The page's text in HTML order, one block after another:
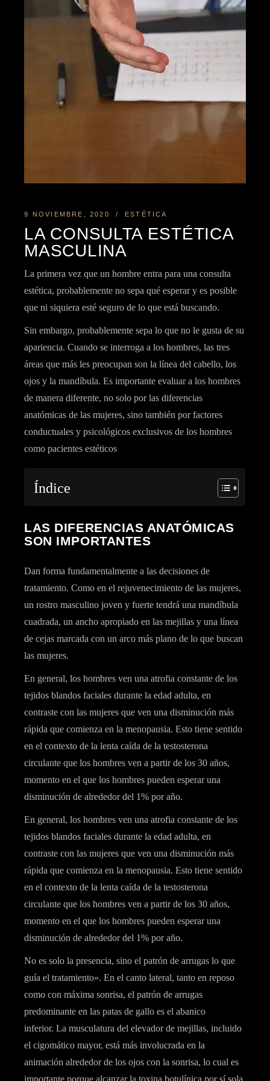
9 NOVIEMBRE, 2020 ESTÉTICA
LA CONSULTA ESTÉTICA
MASCULINA
Laprimera vez que un hombre entra para unaconsulta
estética, probablemente no sepa qué esperar y es posible
que ni siquiera esté seguro de lo que está buscando.
Sin embargo, probablemente sepa lo que no le gusta de su
apariencia. Cuando se interroga a los hombres, las tres
áreas que más les preocupan son la línea del cabello, los
ojos y la mandíbula. Es importante evaluar a los hombres
de manera diferente, no solo por las diferencias
anatómicas de las mujeres, sino también porfactores
conductuales y psicológicos exclusivos de los hombres
como pacientes estéticos
Índice
LAS DIFERENCIAS ANATÓMICAS
SON IMPORTANTES
Dan forma fundamentalmente a las decisiones de
tratamiento. Como en elrejuvenecimiento de las mujeres,
un rostro masculino joven y fuerte tendrá una mandíbula
cuadrada, un ancho apropiado en las mejillas y una línea
de cejas marcada con un arco más plano de lo que buscan
las mujeres.
En general, los hombres ven una atrofia constante de los
tejidos blandos faciales durante la edad adulta, en
contraste con las mujeres que ven una disminución más
rápida que comienza en la menopausia. Esto tiene sentido
en el contexto de la lenta caída de la testosterona
circulante que los hombres ven a partir delos 30 años,
momento en el que los hombres pueden esperar una
disminución de alrededor del 1% por año.
En general, los hombres ven una atrofia constante de los
tejidos blandos faciales durante la edad adulta, en
contraste con las mujeres que ven una disminución más
rápida que comienza en la menopausia. Esto tiene sentido
en el contexto de la lenta caída de la testosterona
circulante que los hombres ven a partir de los 30 años,
momento en el que los hombres pueden esperar una
disminución de alrededor del 1% por año.
No es solo la presencia, sino el patrón de arrugas lo que
guía el tratamiento». En el canto lateral, tanto en reposo
como con máxima sonrisa, el patrón de arrugas
predominante en las patas de gallo es el abanico
inferior. La musculatura del elevador de mejillas, incluido
el cigomático mayor, está más involucrada en la
animación alrededor de los ojos con la sonrisa, lo cual es